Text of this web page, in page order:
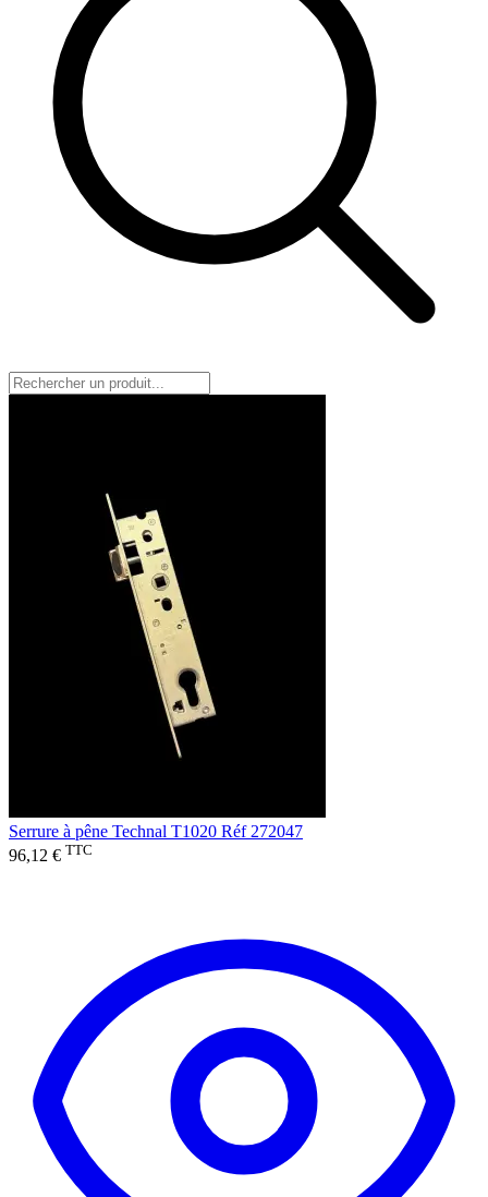
Serrure à pêne Technal T1020 Réf 272047
96,12 € TTC